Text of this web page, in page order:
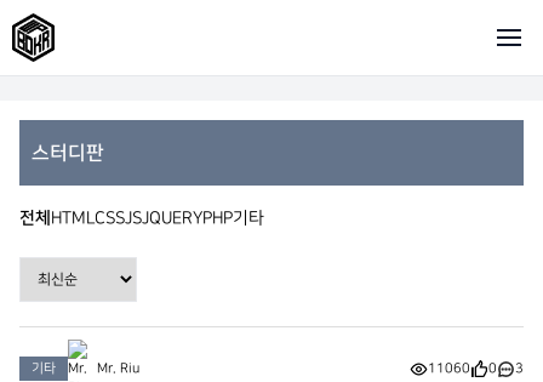
스터디판
전체 HTMLCSSJSJQUERYPHP기타
기타 Mr. Riu 11060 0 3